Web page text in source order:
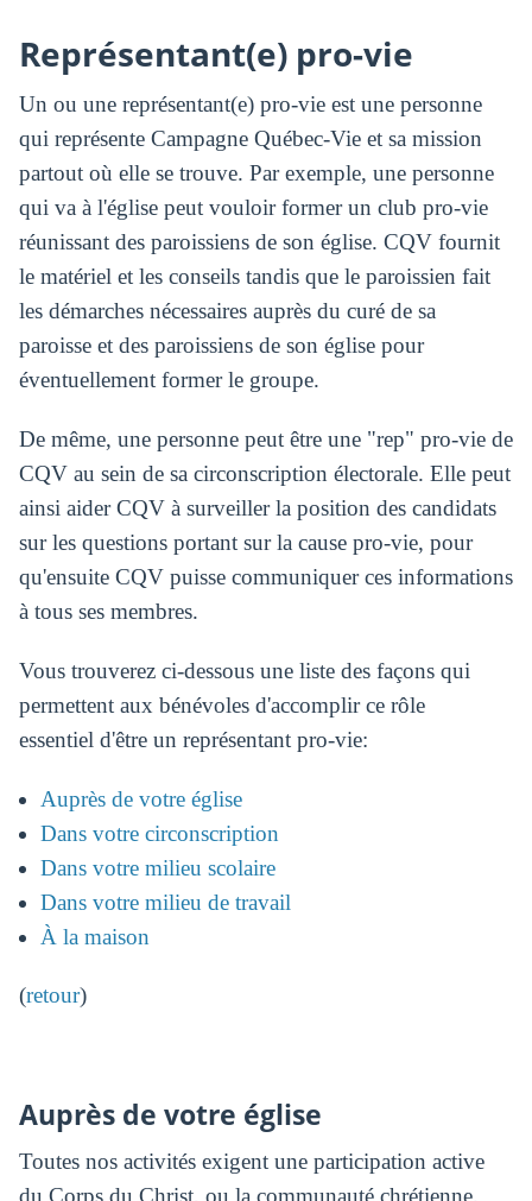
Représentant(e) pro-vie
Un ou une représentant(e) pro-vie est une personne
qui représente Campagne Québec-Vie et sa mission
partout où elle se trouve. Par exemple, une personne
qui va à l'église peut vouloir former un club pro-vie
réunissant des paroissiens de son église. CQV fournit
le matériel et les conseils tandis que le paroissien fait
les démarches nécessaires auprès du curé de sa
paroisse et des paroissiens de son église pour
éventuellement former le groupe.
De même, une personne peut être une "rep" pro-vie de
CQV au sein de sa circonscription électorale. Elle peut
ainsi aider CQV à surveiller la position des candidats
sur les questions portant sur la cause pro-vie, pour
qu'ensuite CQV puisse communiquer ces informations
à tous ses membres.
Vous trouverez ci-dessous une liste des façons qui
permettent aux bénévoles d'accomplir ce rôle
essentiel d'être un représentant pro-vie:
Auprès de votre église
Dans votre circonscription
Dans votre milieu scolaire
Dans votre milieu de travail
À la maison
(retour)
Auprès de votre église
Toutes nos activités exigent une participation active
du Corps du Christ, ou la communauté chrétienne.